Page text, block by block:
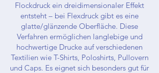
Flockdruck ein dreidimensionaler Effekt
entsteht – bei Flexdruck gibt es eine
glatte/glänzende Oberfläche. Diese
Verfahren ermöglichen langlebige und
hochwertige Drucke auf verschiedenen
Textilien wie T-Shirts, Poloshirts, Pullovern
und Caps. Es eignet sich besonders gut für